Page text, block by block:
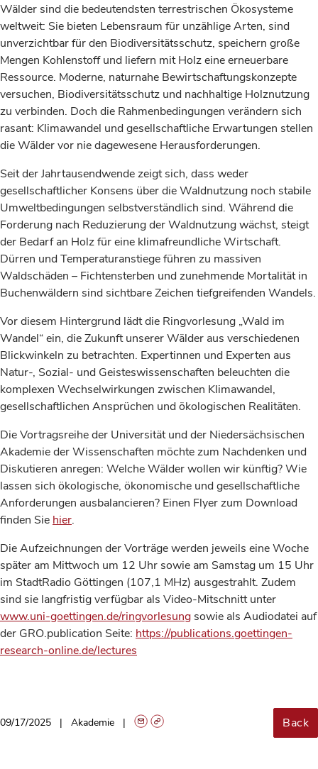
Wälder sind die bedeutendsten terrestrischen Ökosysteme
weltweit: Sie bieten Lebensraum für unzählige Arten, sind
unverzichtbar für den Biodiversitätsschutz, speichern große
Mengen Kohlenstoff und liefern mit Holz eine erneuerbare
Ressource. Moderne, naturnahe Bewirtschaftungskonzepte
versuchen, Biodiversitätsschutz und nachhaltige Holznutzung
zu verbinden. Doch die Rahmenbedingungen verändern sich
rasant: Klimawandel und gesellschaftliche Erwartungen stellen
die Wälder vor nie dagewesene Herausforderungen.
Seit der Jahrtausendwende zeigt sich, dass weder
gesellschaftlicher Konsens über die Waldnutzung noch stabile
Umweltbedingungen selbstverständlich sind. Während die
Forderung nach Reduzierung der Waldnutzung wächst, steigt
der Bedarf an Holz für eine klimafreundliche Wirtschaft.
Dürren und Temperaturanstiege führen zu massiven
Waldschäden – Fichtensterben und zunehmende Mortalität in
Buchenwäldern sind sichtbare Zeichen tiefgreifenden Wandels.
Vor diesem Hintergrund lädt die Ringvorlesung „Wald im
Wandel“ ein, die Zukunft unserer Wälder aus verschiedenen
Blickwinkeln zu betrachten. Expertinnen und Experten aus
Natur-, Sozial- und Geisteswissenschaften beleuchten die
komplexen Wechselwirkungen zwischen Klimawandel,
gesellschaftlichen Ansprüchen und ökologischen Realitäten.
Die Vortragsreihe der Universität und der Niedersächsischen
Akademie der Wissenschaften möchte zum Nachdenken und
Diskutieren anregen: Welche Wälder wollen wir künftig? Wie
lassen sich ökologische, ökonomische und gesellschaftliche
Anforderungen ausbalancieren? Einen Flyer zum Download
finden Sie hier.
Die Aufzeichnungen der Vorträge werden jeweils eine Woche
später am Mittwoch um 12 Uhr sowie am Samstag um 15 Uhr
im StadtRadio Göttingen (107,1 MHz) ausgestrahlt. Zudem
sind sie langfristig verfügbar als Video-Mitschnitt unter
www.uni-goettingen.de/ringvorlesung sowie als Audiodatei auf
der GRO.publication Seite: https://publications.goettingen-
research-online.de/lectures
09/17/2025 Akademie Back